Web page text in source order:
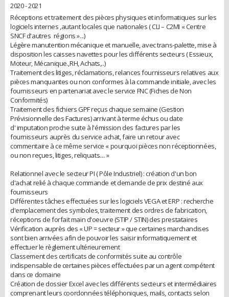
2020 - 2021
Réceptions et traitement des pièces physiques et informatiques sur les
logiciels internes ,autant locales que nationales ( CLI – C2MI « Centre
SNCF d'autres régions »...)
Légère manutention mécanique et manuelle, avec trans-palette, mise à
disposition les caisses navettes pour les différents secteurs ( Essieux,
Moteur, Mécanique.,RH, Achats,..)
Traitement des litiges, réclamations, relances fournisseurs relatives aux
pièces manquantes ou non conformes à la commande initiale, avec les
fournisseurs en partenariat avec le service FNC (Fiches de Non
Conformités)
Traitement des fichiers GPF reçus chaque semaine (Gestion
Prévisionnelle des Factures) arrivant à terme échus ou date
d' imputation proche suite à l'émission des factures par les
fournisseurs auprès du service achat, faire un retour avec
commentaire à ce même service « pourquoi pièces non réceptionnées,
ou non reçues, litiges, reliquats.... »
Relationnel avec le secteur PI ( Pôle Industriel) : création d'un bon
d'achat relié à chaque commande et demande de prix destiné aux
fournisseurs
Différentes tâches effectuées sur les logiciels VEGA et ERP : recherche
d'emplacement des symboles, traitement des ordres de fabrication,
réceptions de forfait main d'oeuvre (STIP / STIN) des prestataires
Vérification auprès des « UP = secteur » que certaines marchandises
sont bien arrivées afin de pouvoir les saisir informatiquement et
effectuer le règlement ultérieurement
Classement des certificats de conformités suite au contrôle
indispensable de certaines pièces effectuées par un agent compétent
dans ce domaine
Création de dossier Excel avec les différents secteurs et intermédiaires
comprenant leurs coordonnées téléphoniques, mails, contacts selon